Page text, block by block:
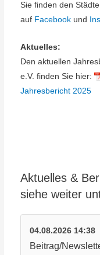
Sie finden den
auf Facebookund
Aktuelles:
Den aktuellen
e.V. finden Sie hier:
Jahresbericht 2025
Aktuelles &
siehe weiter
04.08.2026 14:38
Beitrag/